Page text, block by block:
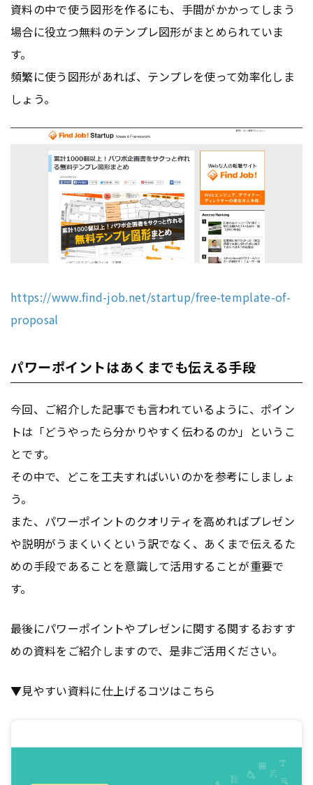
資料の中で使う図形を作るにも、手間がかかってしまう
場合に役立つ無料のテンプレ図形がまとめられていま
す。
頻繁に使う図形があれば、テンプレを使って効率化しま
しょう。
https://www.find-job.net/startup/free-template-of-
proposal
パワーポイントはあくまでも伝える手段
今回、ご紹介した記事でも言われているように、ポイン
トは「どうやったら分かりやすく伝わるのか」というこ
とです。
その中で、どこを工夫すればいいのかを参考にしましょ
う。
また、パワーポイントのクオリティを高めればプレゼン
や説明がうまくいくという訳でなく、あくまで伝えるた
めの手段であることを意識して活用することが重要で
す。
最後にパワーポイントやプレゼンに関する関するおすす
めの資料をご紹介しますので、是非ご活用ください。
▼見やすい資料に仕上げるコツはこちら